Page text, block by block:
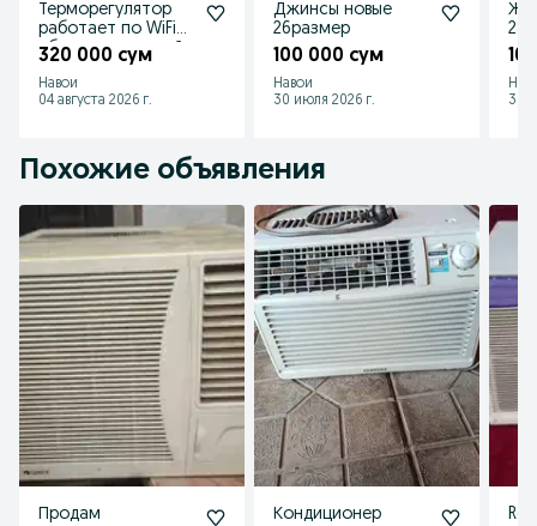
Терморегулятор
работает по WiFi
абсолютно новый
2шт. В наличии
320 000 сум
Навои
04 августа 2026 г.
Джинсы новые
26размер
100 000 сум
Навои
30 июля 2026 г.
28р
30
Похожие объявления
Продам
Кондиционер